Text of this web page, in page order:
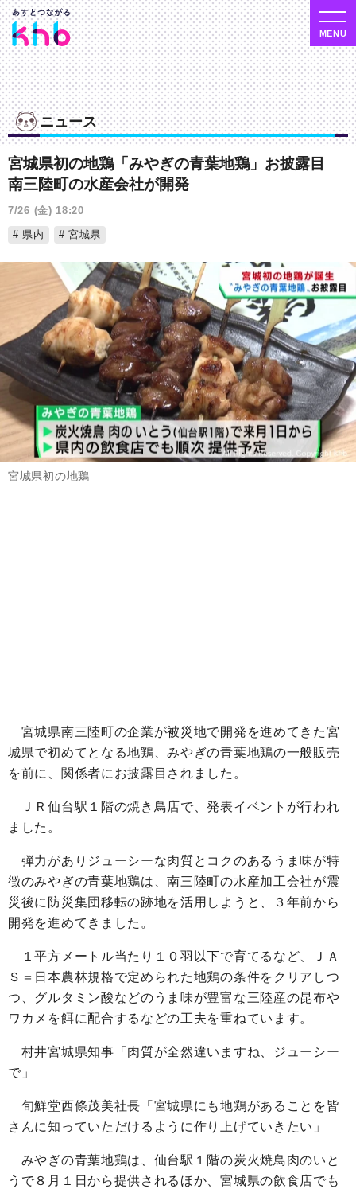
ニュース
宮城県初の地鶏「みやぎの青葉地鶏」お披露目
南三陸町の水産会社が開発
7/26 (金) 18:20
県内
宮城県
宮城県初の地鶏
宮城県南三陸町の企業が被災地で開発を進めてきた宮
城県で初めてとなる地鶏、みやぎの青葉地鶏の一般販売
を前に、関係者にお披露目されました。
ＪＲ仙台駅１階の焼き鳥店で、発表イベントが行われ
ました。
弾力がありジューシーな肉質とコクのあるうま味が特
徴のみやぎの青葉地鶏は、南三陸町の水産加工会社が震
災後に防災集団移転の跡地を活用しようと、３年前から
開発を進めてきました。
１平方メートル当たり１０羽以下で育てるなど、ＪＡ
Ｓ＝日本農林規格で定められた地鶏の条件をクリアしつ
つ、グルタミン酸などのうま味が豊富な三陸産の昆布や
ワカメを餌に配合するなどの工夫を重ねています。
村井宮城県知事「肉質が全然違いますね、ジューシー
で」
旬鮮堂西條茂美社長「宮城県にも地鶏があることを皆
さんに知っていただけるように作り上げていきたい」
みやぎの青葉地鶏は、仙台駅１階の炭火焼鳥肉のいと
うで８月１日から提供されるほか、宮城県の飲食店でも